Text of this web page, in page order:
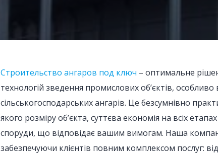
Строительство ангаров под ключ – оптимальне
технологій зведення промислових об’єктів,
сільськогосподарських ангарів. Це безсумнівно
якого розміру об’єкта, суттєва економія на всіх
споруди, що відповідає вашим вимогам. Наша
забезпечуючи клієнтів повним комплексом послуг: